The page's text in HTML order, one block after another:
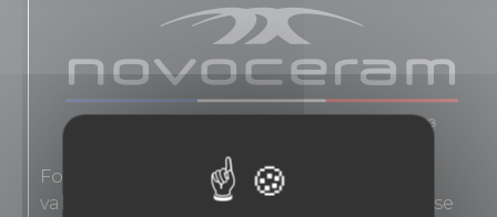
Fondée en 1863, Novoceram interprète les
valeurs authentiques de l'élégance française